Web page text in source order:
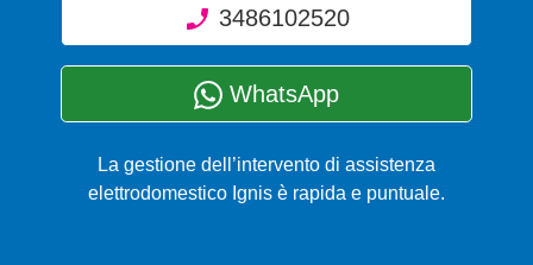
3486102520
WhatsApp
La gestione dell’intervento di assistenza
elettrodomestico Ignis è rapida e puntuale.